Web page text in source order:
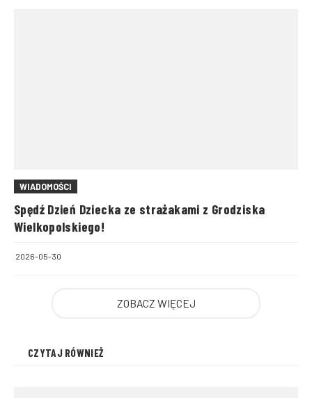
WIADOMOŚCI
Spędź Dzień Dziecka ze strażakami z Grodziska
Wielkopolskiego!
2026-05-30
ZOBACZ WIĘCEJ
CZYTAJ RÓWNIEŻ